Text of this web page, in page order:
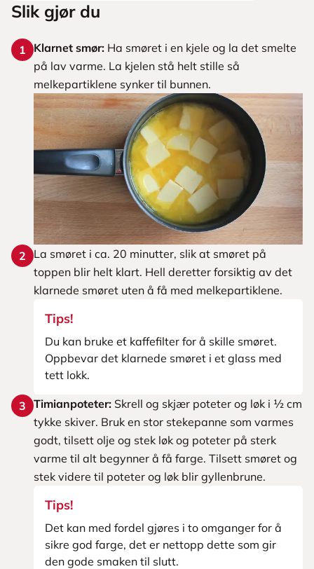
Slik gjør du
1 Klarnet smør: Ha smøret i en kjele og la det smelte
på lav varme. La kjelen stå helt stille så
melkepartiklene synker til bunnen.
2
La smøret i ca. 20 minutter, slik at smøret på
toppen blir helt klart. Hell deretter forsiktig av det
klarnede smøret uten å få med melkepartiklene.
Tips!
Du kan bruke et kaffefilter for å skille smøret.
Oppbevar det klarnede smøret i et glass med
tett lokk.
3 Timianpoteter: Skrell og skjær poteter og løk i ½ cm
tykke skiver. Bruk en stor stekepanne som varmes
godt, tilsett olje og stek løk og poteter på sterk
varme til alt begynner å få farge. Tilsett smøret og
stek videre til poteter og løk blir gyllenbrune.
Tips!
Det kan med fordel gjøres i to omganger for å
sikre god farge, det er nettopp dette som gir
den gode smaken til slutt.